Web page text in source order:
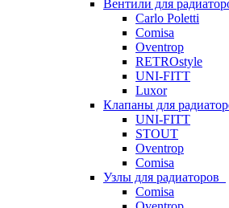
Вентили для
Carlo Poletti
Comisa
Oventrop
RETROstyle
UNI-FITT
Luxor
Клапаны для
UNI-FITT
STOUT
Oventrop
Comisa
Узлы для радиаторов
Comisa